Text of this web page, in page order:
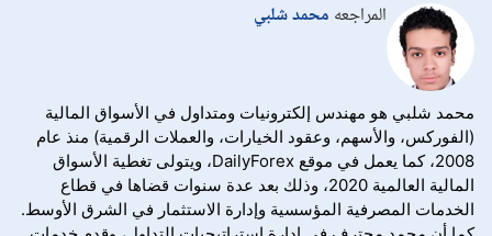
المراجعه محمد شلبي
محمد شلبي هو مهندس إلكترونيات ومتداول في الأسواق المالية
(الفوركس، والأسهم، وعقود الخيارات، والعملات الرقمية) منذ عام
2008، كما يعمل في موقع DailyForex، ويتولى تغطية الأسواق
المالية العالمية 2020، وذلك بعد عدة سنوات قضاها في قطاع
الخدمات المصرفية المؤسسية وإدارة الاستثمار في الشرق الأوسط.